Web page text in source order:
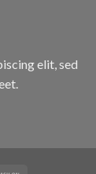
elit, sed